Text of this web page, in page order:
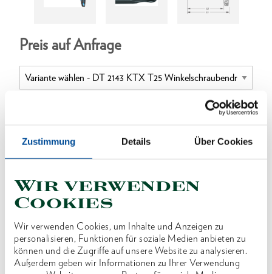
Zustimmung Details Über Cookies
Wir verwenden
Cookies
Wir verwenden Cookies, um Inhalte und Anzeigen zu
personalisieren, Funktionen für soziale Medien anbieten zu
können und die Zugriffe auf unsere Website zu analysieren.
Außerdem geben wir Informationen zu Ihrer Verwendung
Preis auf Anfrage
ONLINE KAUFEN
Produktlinie
Produktbeschreibung
Mit Kugelkopf, Arbeitswinkel ca. 25°